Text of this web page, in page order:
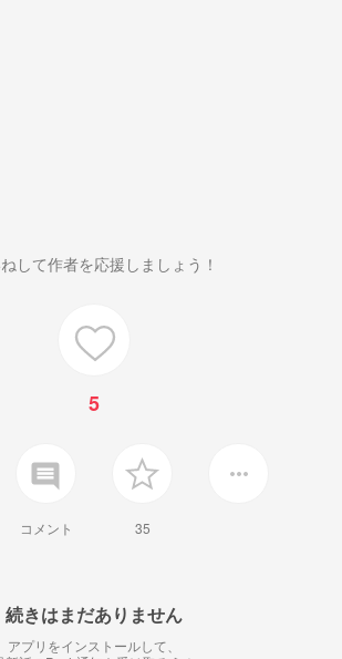
して作者を応援しましょう！
5
insert_comment
コメント 35
more_horiz
続きはまだありません
アプリをインストールして、